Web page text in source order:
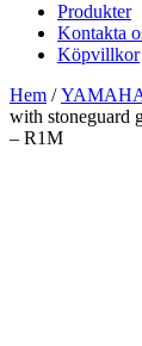
Produkter
Kontakta
Köpvillkor
Hem /
with stoneguard
– R1M